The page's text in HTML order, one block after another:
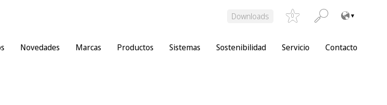
Downloads 0
Novedades Marcas Productos Sistemas Sostenibilidad Servicio Contacto